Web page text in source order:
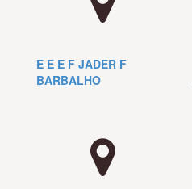
E E E F JADER F
BARBALHO